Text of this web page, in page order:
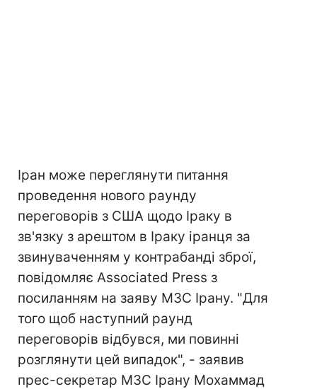
Іран може переглянути питання
проведення нового раунду
переговорів з США щодо Іраку в
зв'язку з арештом в Іраку іранця за
звинуваченням у контрабанді зброї,
повідомляє Associated Press з
посиланням на заяву МЗС Ірану. "Для
того щоб наступний раунд
переговорів відбувся, ми повинні
розглянути цей випадок", - заявив
прес-секретар МЗС Ірану Мохаммад